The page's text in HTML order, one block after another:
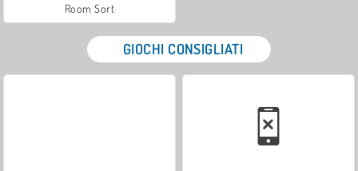
Room Sort
GIOCHI CONSIGLIATI